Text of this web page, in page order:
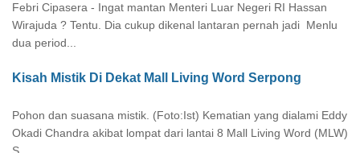
Febri Cipasera - Ingat mantan Menteri Luar Negeri RI Hassan
Wirajuda ? Tentu. Dia cukup dikenal lantaran pernah jadi Menlu
dua period...
Kisah Mistik Di Dekat Mall Living Word Serpong
Pohon dan suasana mistik. (Foto:Ist) Kematian yang dialami Eddy
Okadi Chandra akibat lompat dari lantai 8 Mall Living Word (MLW)